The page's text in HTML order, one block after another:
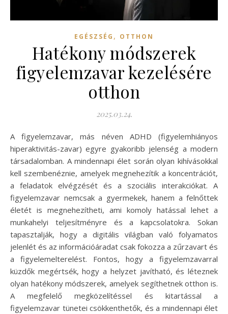
EGÉSZSÉG , OTTHON
Hatékony módszerek
figyelemzavar kezelésére
otthon
2025.03.24.
A figyelemzavar, más néven ADHD (figyelemhiányos
hiperaktivitás-zavar) egyre gyakoribb jelenség a modern
társadalomban. A mindennapi élet során olyan kihívásokkal
kell szembenéznie, amelyek megnehezítik a koncentrációt,
a feladatok elvégzését és a szociális interakciókat. A
figyelemzavar nemcsak a gyermekek, hanem a felnőttek
életét is megnehezítheti, ami komoly hatással lehet a
munkahelyi teljesítményre és a kapcsolatokra. Sokan
tapasztalják, hogy a digitális világban való folyamatos
jelenlét és az információáradat csak fokozza a zűrzavart és
a figyelemelterelést. Fontos, hogy a figyelemzavarral
küzdők megértsék, hogy a helyzet javítható, és léteznek
olyan hatékony módszerek, amelyek segíthetnek otthon is.
A megfelelő megközelítéssel és kitartással a
figyelemzavar tünetei csökkenthetők, és a mindennapi élet